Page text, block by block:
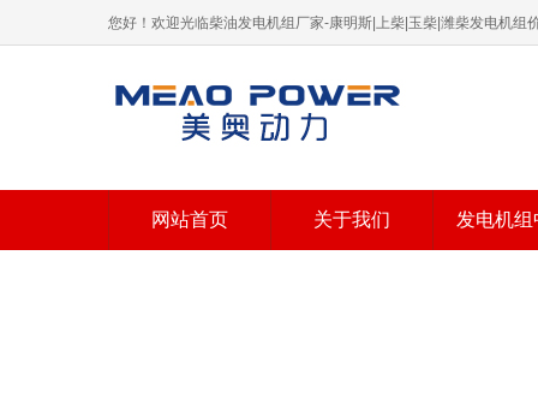
您好！欢迎光临柴油发电机组厂家-康明斯|上柴|玉柴|潍柴发电机
网站首页 关于我们 发电机组